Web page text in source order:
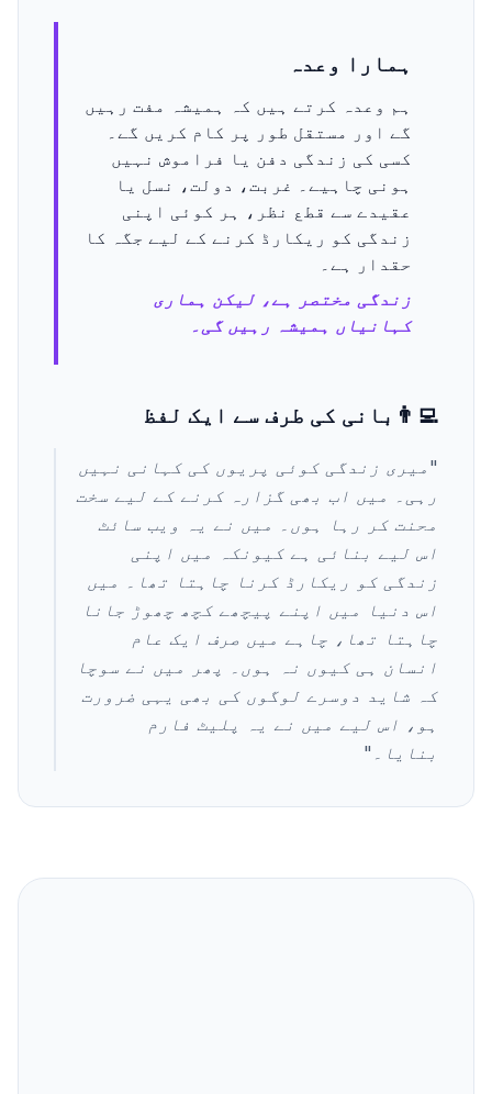
ہمارا وعدہ
ہم وعدہ کرتے ہیں کہ ہمیشہ مفت رہیں
گے اور مستقل طور پر کام کریں گے۔
کسی کی زندگی دفن یا فراموش نہیں
ہونی چاہیے۔ غربت، دولت، نسل یا
عقیدے سے قطع نظر، ہر کوئی اپنی
زندگی کو ریکارڈ کرنے کے لیے جگہ کا
حقدار ہے۔
زندگی مختصر ہے، لیکن ہماری
کہانیاں ہمیشہ رہیں گی۔
👨‍💻 بانی کی طرف سے ایک لفظ
" میری زندگی کوئی پریوں کی کہانی نہیں
رہی۔ میں اب بھی گزارہ کرنے کے لیے سخت
محنت کر رہا ہوں۔ میں نے یہ ویب سائٹ
اس لیے بنائی ہے کیونکہ میں اپنی
زندگی کو ریکارڈ کرنا چاہتا تھا۔ میں
اس دنیا میں اپنے پیچھے کچھ چھوڑ جانا
چاہتا تھا، چاہے میں صرف ایک عام
انسان ہی کیوں نہ ہوں۔ پھر میں نے سوچا
کہ شاید دوسرے لوگوں کی بھی یہی ضرورت
ہو، اس لیے میں نے یہ پلیٹ فارم
بنایا۔ "